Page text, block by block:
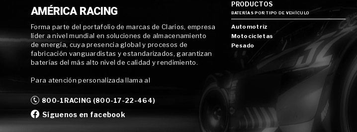
AMÉRICA RACING
Forma parte del portafolio de marcas de Clarios, empresa
líder a nivel mundial en soluciones de almacenamiento
de energía, cuya presencia global y procesos de
fabricación vanguardistas y estandarizados, garantizan
baterías del más alto nivel de calidad y rendimiento.
Para atención personalizada llama al
800-1RACING (800-17-22-464)
Síguenos en facebook
PRODUCTOS
BATERÍAS POR TIPO DE VEHÍCULO
Automotriz
Motocicletas
Pesado